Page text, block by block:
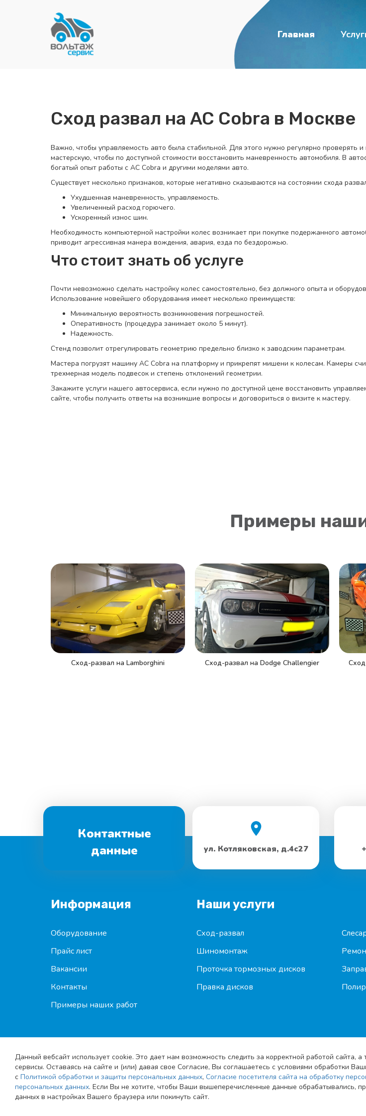
Данный вебсайт использует cookie. Это дает нам возможность следить за корректной работой сайта,
сервисы. Оставаясь на сайте и (или) давая свое Согласие, Вы соглашаетесь с условиями обработки
с Политикой обработки и защиты персональных данных, Согласие посетителя сайта на обработку
персональных данных. Если Вы не хотите, чтобы Ваши вышеперечисленные данные обрабатывались,
данных в настройках Вашего браузера или покинуть сайт.
Главная
Сход развал на AC Cobra в Москве
Важно, чтобы управляемость авто была стабильной. Для этого нужно регулярно проверять
мастерскую, чтобы по доступной стоимости восстановить маневренность автомобиля. В
богатый опыт работы с AC Cobra и другими моделями авто.
Существует несколько признаков, которые негативно сказываются на состоянии схода
Ухудшенная маневренность, управляемость.
Увеличенный расход горючего.
Ускоренный износ шин.
Необходимость компьютерной настройки колес возникает при покупке подержанного
приводит агрессивная манера вождения, авария, езда по бездорожью.
Что стоит знать об услуге
Почти невозможно сделать настройку колес самостоятельно, без должного опыта и
Использование новейшего оборудования имеет несколько преимуществ:
Минимальную вероятность возникновения погрешностей.
Оперативность (процедура занимает около 5 минут).
Надежность.
Стенд позволит отрегулировать геометрию предельно близко к заводским параметрам.
Мастера погрузят машину AC Cobra на платформу и прикрепят мишени к колесам. Камеры
трехмерная модель подвесок и степень отклонений геометрии.
Закажите услуги нашего автосервиса, если нужно по доступной цене восстановить
сайте, чтобы получить ответы на возникшие вопросы и договориться о визите к мастеру.
Примеры
Сход-развал на Lamborghini Сход-развал на Dodge Challengier
Контактные
данные
ул. Котляковская, д.4с27
Информация
Оборудование
Прайс лист
Вакансии
Контакты
Примеры наших работ
Наши услуги
Сход-развал
Шиномонтаж
Проточка тормозных дисков
Правка дисков
© 2010-2026
Shod-razval.org
Карта сайта |Соглашение об
обработке персональных данных
Согласие